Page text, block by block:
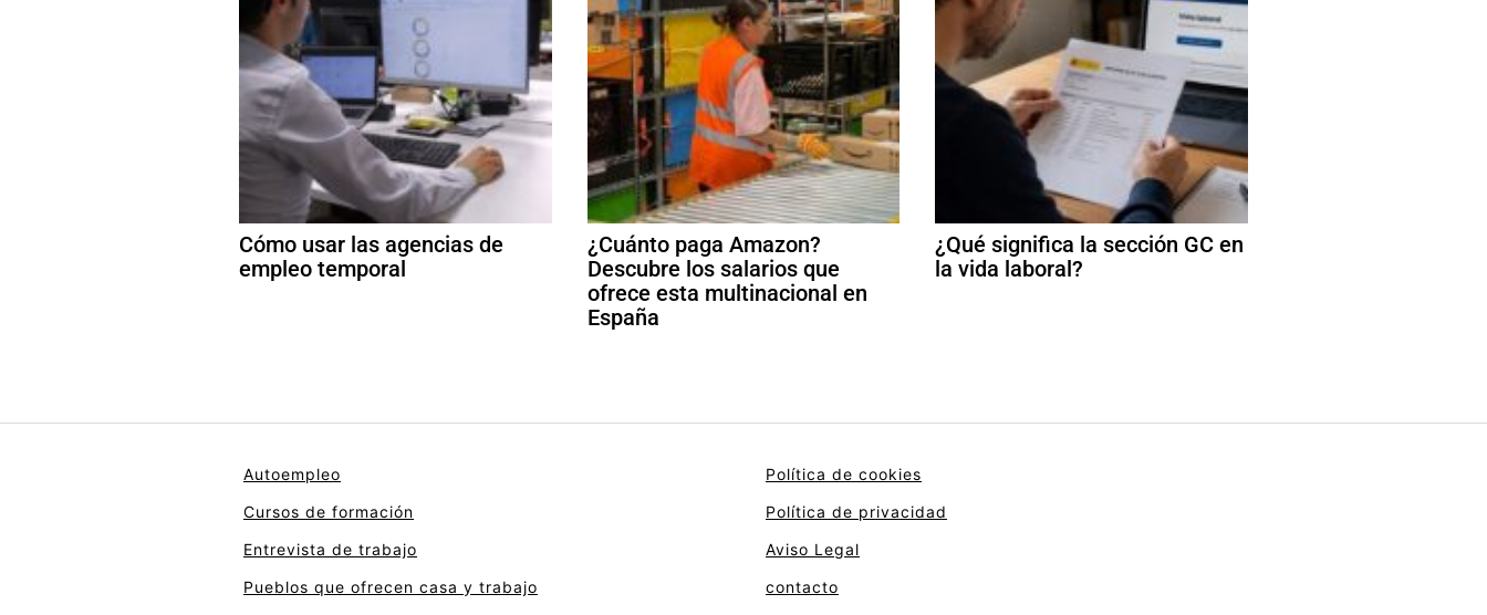
Cómo usar las agencias de
empleo temporal
¿Cuánto paga Amazon?
Descubre los salarios que
ofrece esta multinacional en
España
¿Qué significa la sección GC en
la vida laboral?
Autoempleo
Cursos de formación
Entrevista de trabajo
Pueblos que ofrecen casa y trabajo
Política de cookies
Política de privacidad
Aviso Legal
contacto